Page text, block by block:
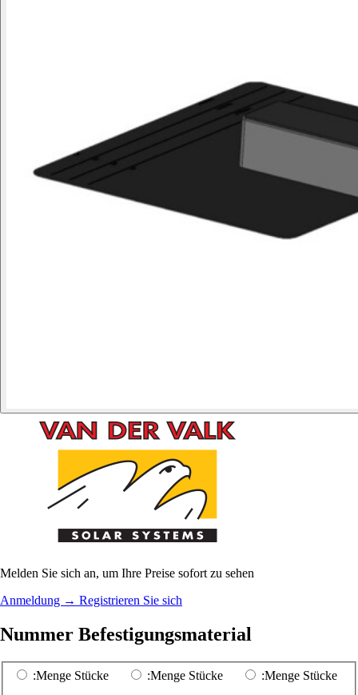
Melden Sie sich an, um Ihre Preise sofort zu sehen
Anmeldung → Registrieren Sie sich
Nummer Befestigungsmaterial
:Menge Stücke :Menge Stücke :Menge Stücke